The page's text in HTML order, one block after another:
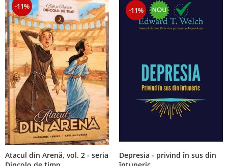
-11%
Atacul din Arenă, vol. 2 - seria
-11%
Depresia - privind în sus din